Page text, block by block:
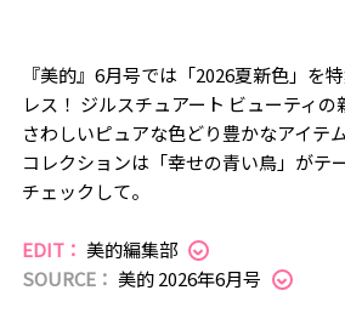
『美的』6月号では「2026夏新色」を
レス！ ジルスチュアート ビューティ
さわしいピュアな色どり豊かなアイテ
コレクションは「幸せの青い鳥」がテ
チェックして。
EDIT： 美的編集部
SOURCE： 美的 2026年6月号